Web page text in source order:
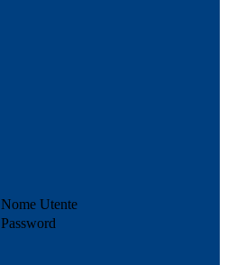
Nome Utente
Password